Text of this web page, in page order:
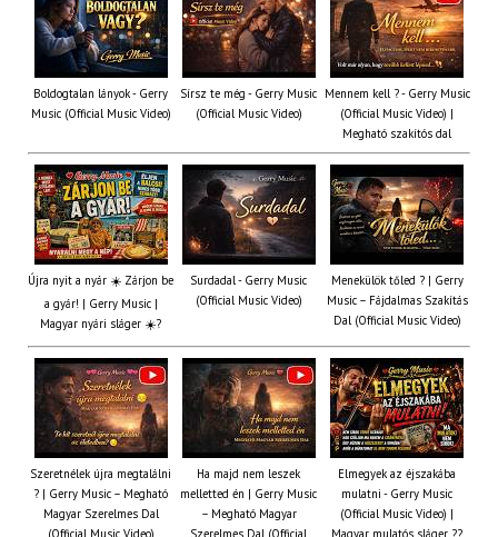
Boldogtalan lányok - Gerry
Music (Official Music Video)
Sírsz te még - Gerry Music
(Official Music Video)
Mennem kell ? - Gerry Music
(Official Music Video) |
Megható szakítós dal
Újra nyit a nyár ☀️ Zárjon be
a gyár! | Gerry Music |
Magyar nyári sláger ☀️?
Surdadal - Gerry Music
(Official Music Video)
Menekülök tőled ? | Gerry
Music – Fájdalmas Szakítás
Dal (Official Music Video)
Szeretnélek újra megtalálni
? | Gerry Music – Megható
Magyar Szerelmes Dal
Ha majd nem leszek
melletted én | Gerry Music
– Megható Magyar
Elmegyek az éjszakába
mulatni - Gerry Music
(Official Music Video) |